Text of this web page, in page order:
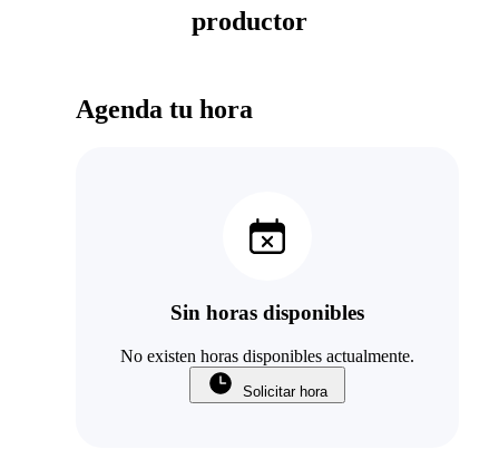
productor
Agenda tu hora
Sin horas disponibles
No existen horas disponibles actualmente.
Solicitar hora